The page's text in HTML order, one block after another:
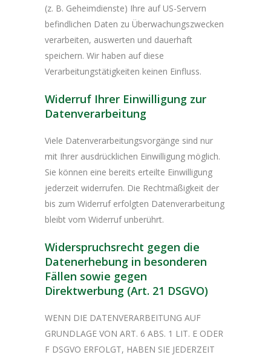
(z. B. Geheimdienste) Ihre auf US-Servern
befindlichen Daten zu Überwachungszwecken
verarbeiten, auswerten und dauerhaft
speichern. Wir haben auf diese
Verarbeitungstätigkeiten keinen Einfluss.
Widerruf Ihrer Einwilligung zur
Datenverarbeitung
Viele Datenverarbeitungsvorgänge sind nur
mit Ihrer ausdrücklichen Einwilligung möglich.
Sie können eine bereits erteilte Einwilligung
jederzeit widerrufen. Die Rechtmäßigkeit der
bis zum Widerruf erfolgten Datenverarbeitung
bleibt vom Widerruf unberührt.
Widerspruchsrecht gegen die
Datenerhebung in besonderen
Fällen sowie gegen
Direktwerbung (Art. 21 DSGVO)
WENN DIE DATENVERARBEITUNG AUF
GRUNDLAGE VON ART. 6 ABS. 1 LIT. E ODER
F DSGVO ERFOLGT, HABEN SIE JEDERZEIT